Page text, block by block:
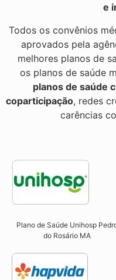
e
Todos os convênios
aprovados pela
melhores planos de
os planos de saúde
planos de saúde
coparticipação, redes
carências
Plano de Saúde Unihosp
do Rosário MA​